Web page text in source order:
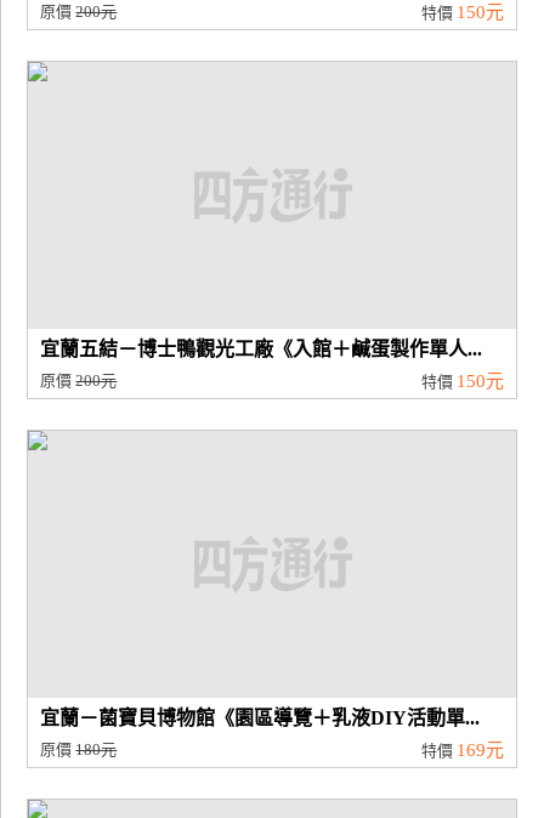
宣
原價200元 特價 150元
宜蘭五結－博士鴨觀光工廠《入館＋鹹蛋製作單人...
原價200元 特價 150元
宜蘭－菌寶貝博物館《園區導覽＋乳液DIY活動單...
原價180元 特價 169元